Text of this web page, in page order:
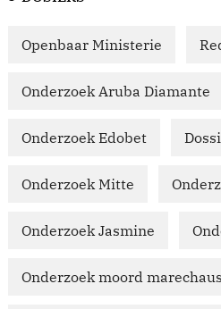
Openbaar Ministerie
Onderzoek Aruba Diamante
Onderzoek Edobet
Onderzoek Mitte
Onderzoek Jasmine
Onderzoek moord